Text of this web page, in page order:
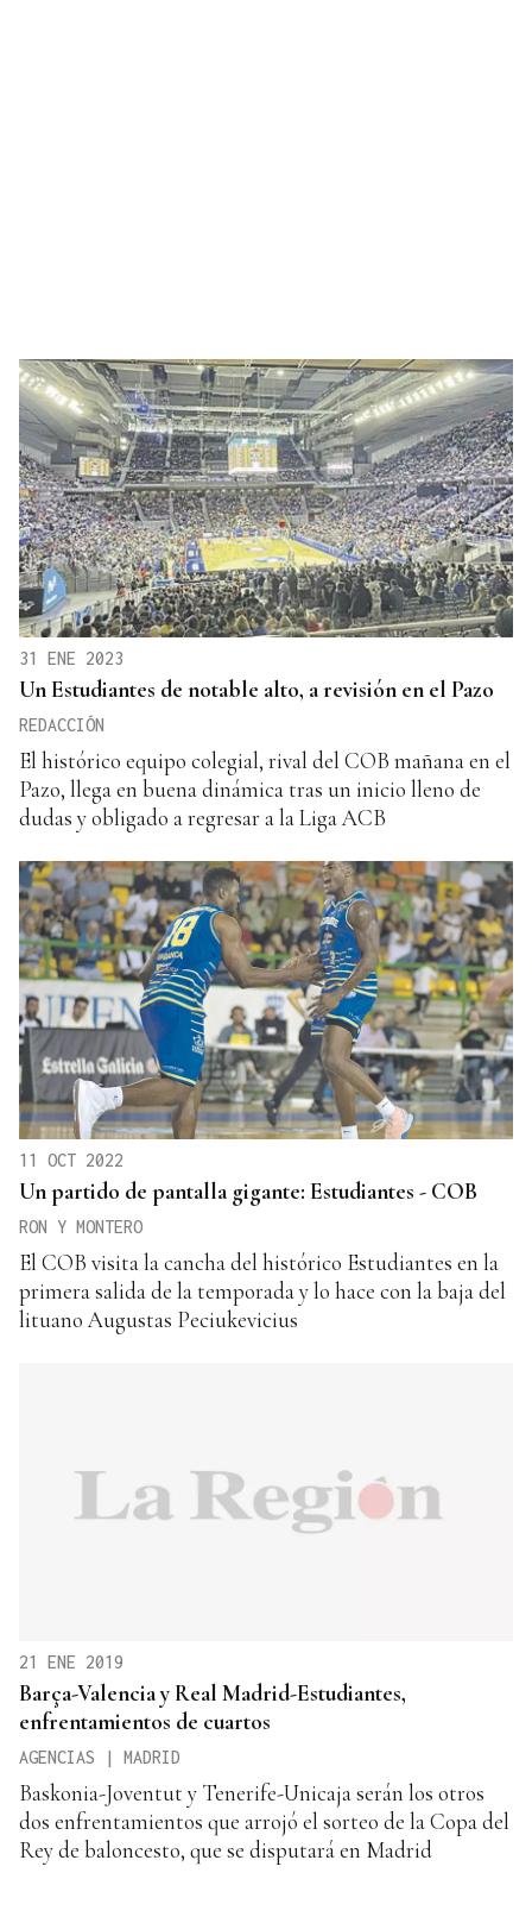
31 ENE 2023
Un Estudiantes de notable alto, a revisión en el Pazo
REDACCIÓN
El histórico equipo colegial, rival del COB mañana en el
Pazo, llega en buena dinámica tras un inicio lleno de
dudas y obligado a regresar a la Liga ACB
11 OCT 2022
Un partido de pantalla gigante: Estudiantes - COB
RON Y MONTERO
El COB visita la cancha del histórico Estudiantes en la
primera salida de la temporada y lo hace con la baja del
lituano Augustas Peciukevicius
21 ENE 2019
Barça-Valencia y Real Madrid-Estudiantes,
enfrentamientos de cuartos
AGENCIAS | MADRID
Baskonia-Joventut y Tenerife-Unicaja serán los otros
dos enfrentamientos que arrojó el sorteo de la Copa del
Rey de baloncesto, que se disputará en Madrid